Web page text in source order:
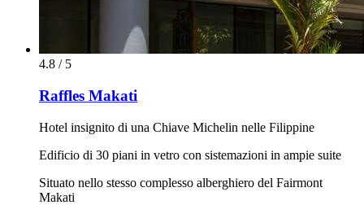
4.8 / 5
Raffles Makati
Hotel insignito di una Chiave Michelin nelle Filippine
Edificio di 30 piani in vetro con sistemazioni in ampie suite
Situato nello stesso complesso alberghiero del Fairmont
Makati